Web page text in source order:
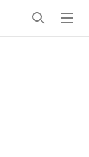
검
색
메
뉴